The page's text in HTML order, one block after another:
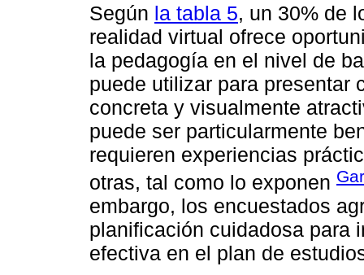
Según la tabla 5, un 30% de
realidad virtual ofrece
la pedagogía en el nivel de
puede utilizar para presentar
concreta y visualmente
puede ser particularmente
requieren experiencias
otras, tal como lo exponen
embargo, los encuestados
planificación cuidadosa para
efectiva en el plan de